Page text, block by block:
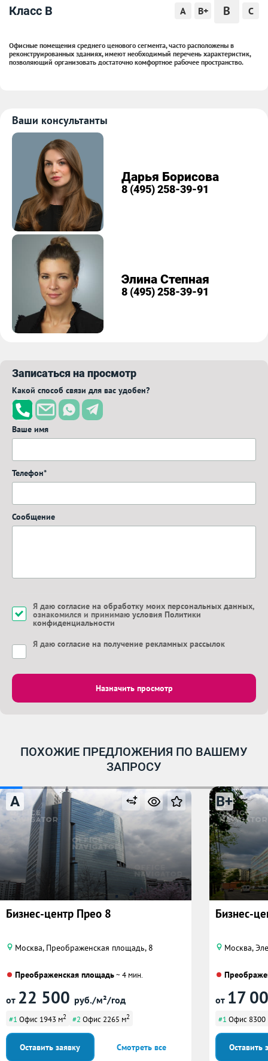
Класс B A B+ B C
Офисные помещения среднего ценового сегмента, часто расположены в
реконструированных зданиях, имеют необходимый перечень характеристик,
позволяющий организовать достаточно комфортное рабочее пространство.
Ваши консультанты
Дарья Борисова
8 (495) 258-39-91
Элина Степная
8 (495) 258-39-91
Записаться на просмотр
Какой способ связи для вас удобен?
Ваше имя
Телефон*
Сообщение
Я даю согласие на обработку моих персональных данных,
ознакомился и принимаю условия Политики
конфиденциальности
Я даю согласие на получение рекламных рассылок
Назначить просмотр
ПОХОЖИЕ ПРЕДЛОЖЕНИЯ ПО ВАШЕМУ
ЗАПРОСУ
A
Бизнес-центр Прео 8
Москва, Преображенская площадь, 8
Преображенская площадь~ 4 мин.
от 22 500 руб./м²/год
#1 Офис 1943 м2 #2 Офис 2265 м2
Оставить заявку Смотреть все
B+
Бизнес-
Москва,
от 17
#1 Офис 8300
Оставить